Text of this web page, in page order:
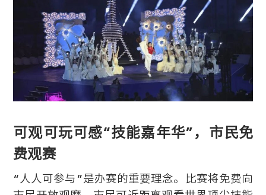
可观可玩可感“技能嘉年华”，市民免
费观赛
“人人可参与”是办赛的重要理念。
比赛将免费向